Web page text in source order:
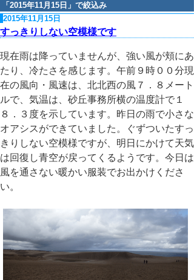
「 2015年11月15日 」で絞込み
2015年11月15日
すっきりしない空模様です
現在雨は降っていませんが、強い風が頬にあ
たり、冷たさを感じます。午前９時００分現
在の風向・風速は、北北西の風７．８メート
ルで、気温は、砂丘事務所横の温度計で１
８．３度を示しています。昨日の雨で小さな
オアシスができていました。ぐずついたすっ
きりしない空模様ですが、明日にかけて天気
は回復し青空が戻ってくるようです。今日は
風を通さない暖かい服装でお出かけくださ
い。